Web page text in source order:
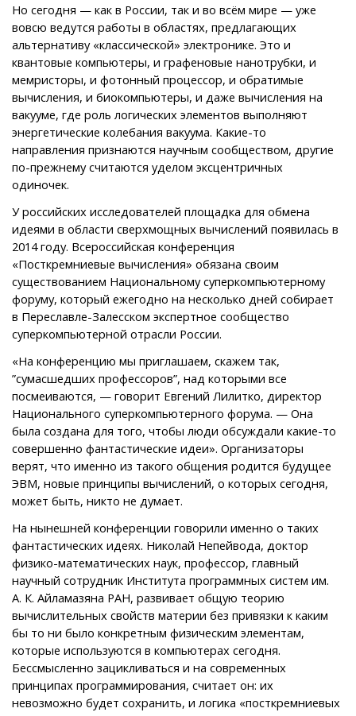
Но сегодня — как в России, так и во всём мире — уже
вовсю ведутся работы в областях, предлагающих
альтернативу «классической» электронике. Это и
квантовые компьютеры, и графеновые нанотрубки, и
мемристоры, и фотонный процессор, и обратимые
вычисления, и биокомпьютеры, и даже вычисления на
вакууме, где роль логических элементов выполняют
энергетические колебания вакуума. Какие-то
направления признаются научным сообществом, другие
по-прежнему считаются уделом эксцентричных
одиночек.
У российских исследователей площадка для обмена
идеями в области сверхмощных вычислений появилась в
2014 году. Всероссийская конференция
«Посткремниевые вычисления» обязана своим
существованием Национальному суперкомпьютерному
форуму, который ежегодно на несколько дней собирает
в Переславле-Залесском экспертное сообщество
суперкомпьютерной отрасли России.
«На конференцию мы приглашаем, скажем так,
”сумасшедших профессоров”, над которыми все
посмеиваются, — говорит Евгений Лилитко, директор
Национального cуперкомпьютерного форума. — Она
была создана для того, чтобы люди обсуждали какие-то
совершенно фантастические идеи». Организаторы
верят, что именно из такого общения родится будущее
ЭВМ, новые принципы вычислений, о которых сегодня,
может быть, никто не думает.
На нынешней конференции говорили именно о таких
фантастических идеях. Николай Непейвода, доктор
физико-математических наук, профессор, главный
научный сотрудник Института программных систем им.
А. К. Айламазяна РАН, развивает общую теорию
вычислительных свойств материи без привязки к каким
бы то ни было конкретным физическим элементам,
которые используются в компьютерах сегодня.
Бессмысленно зацикливаться и на современных
принципах программирования, считает он: их
невозможно будет сохранить, и логика «посткремниевых